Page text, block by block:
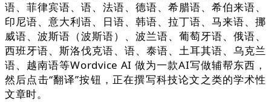
语、菲律宾语、语、法语、德语、希腊语、希伯来语、
印尼语、意大利语、日语、韩语、拉丁语、马来语、挪
威语、波斯语（波斯语）、波兰语、葡萄牙语、俄语、
西班牙语、斯洛伐克语、语、泰语、土耳其语、乌克兰
语、越南语等Wordvice AI 做为一款AI写做辅帮东西，
然后点击“翻译”按钮，正在撰写科技论文之类的学术性
文章时。